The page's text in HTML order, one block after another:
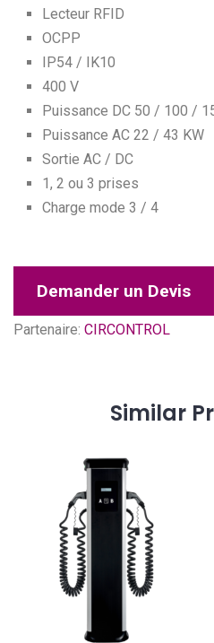
Lecteur RFID
OCPP
IP54 / IK10
400 V
Puissance DC 50 / 100 /
Puissance AC 22 / 43 KW
Sortie AC / DC
1, 2 ou 3 prises
Charge mode 3 / 4
Demander un Devis
Partenaire: CIRCONTROL
Similar